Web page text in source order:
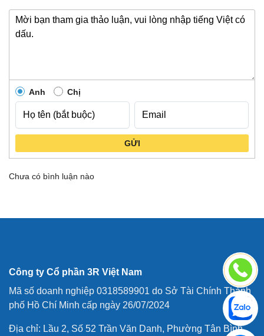
Anh Chị
GỬI
Chưa có bình luận nào
Công ty Cổ phần 3R Việt Nam
Mã số doanh nghiệp 0318589901 do Sở Tài Chính Thành
phố Hồ Chí Minh cấp ngày 26/07/2024
Địa chỉ: Lầu 2, Số 52 Trần Văn Danh, Phường Tân Bình,